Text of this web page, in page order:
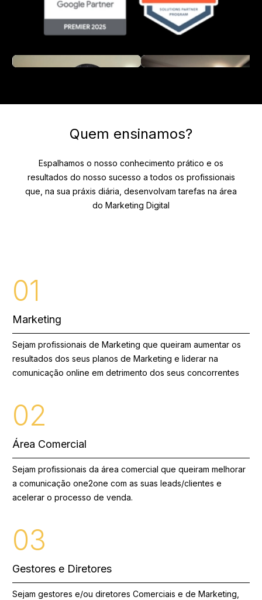
Rui Nascimento Rute Almeida
Quem ensinamos?
Espalhamos o nosso conhecimento prático e os
resultados do nosso sucesso a todos os profissionais
que, na sua práxis diária, desenvolvam tarefas na área
do Marketing Digital
01
Marketing
Sejam profissionais de Marketing que queiram aumentar os
resultados dos seus planos de Marketing e liderar na
comunicação online em detrimento dos seus concorrentes
02
Área Comercial
Sejam profissionais da área comercial que queiram melhorar
a comunicação one2one com as suas leads/clientes e
acelerar o processo de venda.
03
Gestores e Diretores
Sejam gestores e/ou diretores Comerciais e de Marketing,